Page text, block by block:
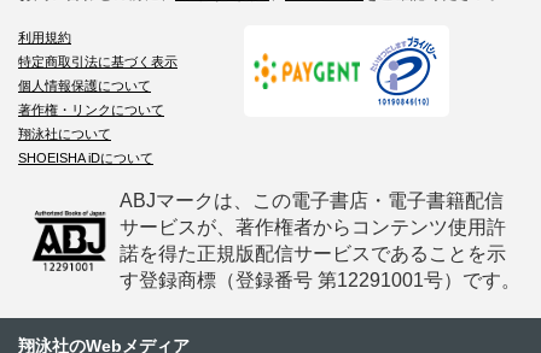
利用規約
特定商取引法に基づく表示
個人情報保護について
著作権・リンクについて
翔泳社について
SHOEISHA iDについて
ABJマークは、この電子書店・電子書籍配信
サービスが、著作権者からコンテンツ使用許
諾を得た正規版配信サービスであることを示
す登録商標（登録番号 第12291001号）です。
翔泳社のWebメディア